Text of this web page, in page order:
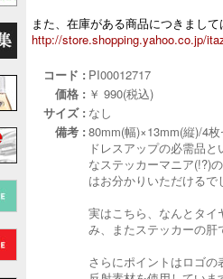
また、在庫がある商品につきまし
http://store.shopping.yahoo.co.jp/
コード : PI00012717
価格 : ￥ 990(税込)
サイズ : なし
備考 : 80mm(幅)×13mm(縦)/4
ドレスアップの必需品
なステッカーマニア(!?)
はお分かりいただけるで
実はこちら、なんとタ
み、またステッカーの
さらにポイントはロゴ